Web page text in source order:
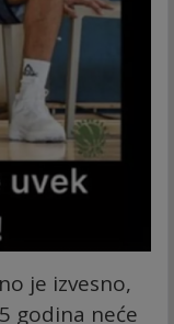
je izvesno,
godina neće